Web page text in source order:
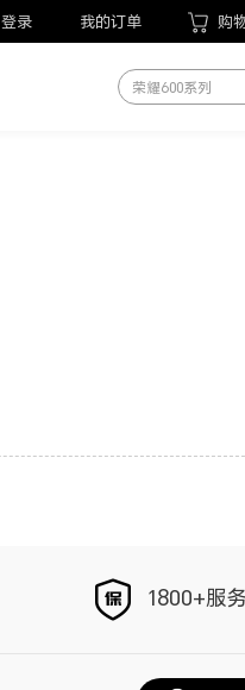
登录 我的订单 购
荣耀Magic V6
荣耀600系列
荣耀Magic8系列
手写笔
1800+服